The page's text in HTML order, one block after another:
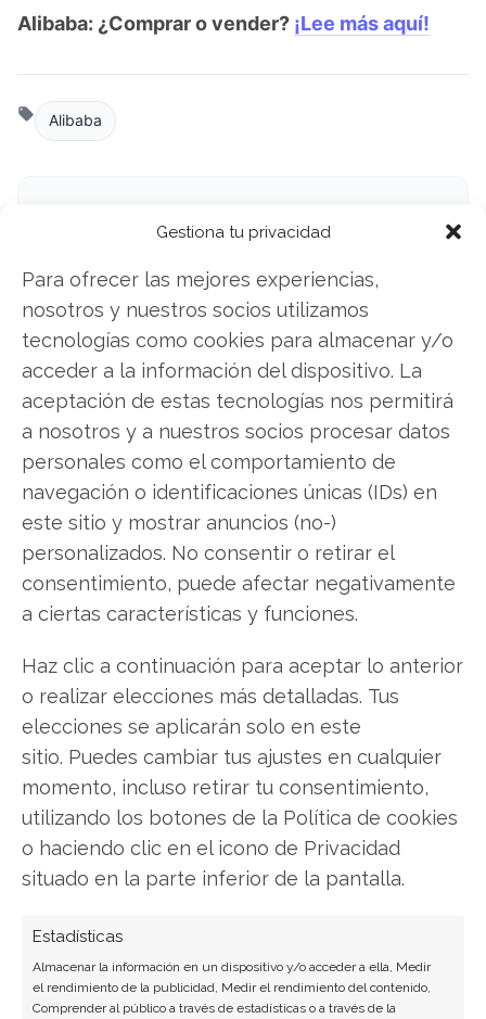
Gestiona tu privacidad
Para ofrecer las mejores experiencias,
nosotros y nuestros socios utilizamos
tecnologías como cookies para almacenar y/o
acceder a la información del dispositivo. La
aceptación de estas tecnologías nos permitirá
a nosotros y a nuestros socios procesar datos
personales como el comportamiento de
navegación o identificaciones únicas (IDs) en
este sitio y mostrar anuncios (no-)
personalizados. No consentir o retirar el
consentimiento, puede afectar negativamente
a ciertas características y funciones.
Haz clic a continuación para aceptar lo anterior
o realizar elecciones más detalladas. Tus
elecciones se aplicarán solo en este
sitio. Puedes cambiar tus ajustes en cualquier
momento, incluso retirar tu consentimiento,
utilizando los botones de la Política de cookies
o haciendo clic en el icono de Privacidad
situado en la parte inferior de la pantalla.
Estadísticas
Almacenar la información en un dispositivo y/o acceder a ella, Medir
el rendimiento de la publicidad, Medir el rendimiento del contenido,
Comprender al público a través de estadísticas o a través de la
Alibaba: ¿Comprar o vender? ¡Lee más aquí!
Alibaba
Twitter
LinkedIn
Copiar enlace
SOBRE EL AUTOR
Miguel Ángel Torres Díaz
Periodista de tecnología especializado en
videojuegos, realidad virtual y tendencias de
consumo digital. Más de 10 años cubriendo la
industria tecnológica española.
Ver todos los artículos →